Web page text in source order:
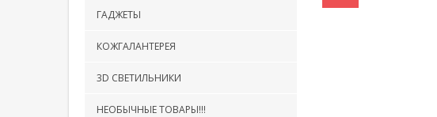
ГАДЖЕТЫ
КОЖГАЛАНТЕРЕЯ
3D СВЕТИЛЬНИКИ
НЕОБЫЧНЫЕ ТОВАРЫ!!!